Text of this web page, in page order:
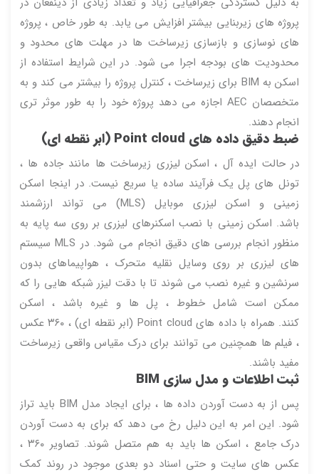
پروژه های زیربنایی بیشتر افزایش می یابد. به طور خاص ، پروژه
های نوسازی و بازسازی زیرساخت ها در مهلت های محدود و
محدودیت های بودجه اجرا می شود. در این شرایط استفاده از
اسکن به BIM برای زیرساخت ، کنترل پروژه را بیشتر می کند و به
متخصصان AEC اجازه می دهد پروژه خود را به طور موثر تری
انجام دهند.
ضبط دقیق داده های Point cloud (ابر نقطه ای)
در حالت ایده آل ، اسکن لیزری زیرساخت ها مانند جاده ها ،
تونل های پل یک فرآیند ساده یا سریع نیست. در اینجا اسکن
زمینی و اسکن لیزری موبایل (MLS) می تواند ارزشمند
باشد. اسکن زمینی با نصب اسکنرهای لیزری بر روی سه پایه به
منظور انجام بررسی های دقیق انجام می شود. در MLS سیستم
های لیزری بر روی وسایل نقلیه متحرک ، هواپیماهای بدون
سرنشین و غیره نصب می شوند تا با دقت لیزر شبکه هایی را که
ممکن است شامل خطوط ، پل ها و غیره باشد ، اسکن
کنند. همراه با داده های Point cloud (ابر نقطه ای) ، ۳۶۰ عکس
، فیلم ها همچنین می توانند برای درک مقیاس واقعی زیرساخت
مفید باشند.
ثبت اطلاعات و مدل سازی BIM
پس از به دست آوردن داده ها ، برای ایجاد مدل BIM باید تراز
شود. این امر به این دلیل رخ می دهد که برای به دست آوردن
درک جامع ، اسکن ها باید به هم متصل شوند. تصاویر ۳۶۰ ،
عکس های سایت و حتی اسناد دو بعدی موجود در روند کمک